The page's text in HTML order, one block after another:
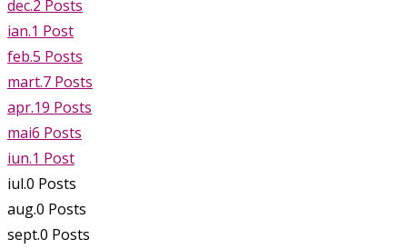
dec.2 Posts
ian.1 Post
feb.5 Posts
mart.7 Posts
apr.19 Posts
mai6 Posts
iun.1 Post
iul.0 Posts
aug.0 Posts
sept.0 Posts